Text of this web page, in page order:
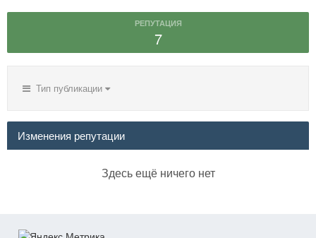
РЕПУТАЦИЯ
7
Тип публикации
Изменения репутации
Здесь ещё ничего нет